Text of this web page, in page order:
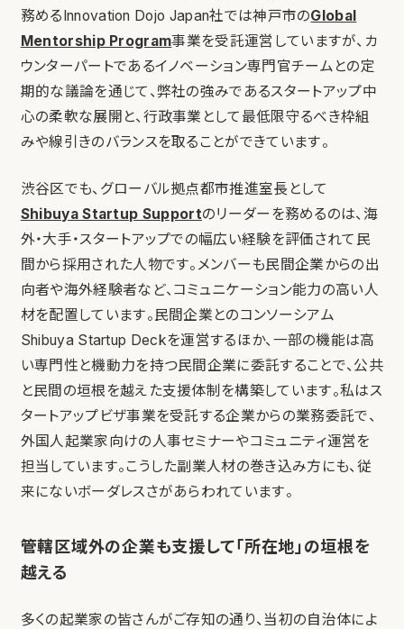
務めるInnovation Dojo Japan社では神戸市のGlobal
Mentorship Program事業を受託運営していますが、カ
ウンターパートであるイノベーション専門官チームとの定
期的な議論を通じて、弊社の強みであるスタートアップ中
心の柔軟な展開と、行政事業として最低限守るべき枠組
みや線引きのバランスを取ることができています。
渋谷区でも、グローバル拠点都市推進室長として
Shibuya Startup Supportのリーダーを務めるのは、海
外・大手・スタートアップでの幅広い経験を評価されて民
間から採用された人物です。メンバーも民間企業からの出
向者や海外経験者など、コミュニケーション能力の高い人
材を配置しています。民間企業とのコンソーシアム
Shibuya Startup Deckを運営するほか、一部の機能は高
い専門性と機動力を持つ民間企業に委託することで、公共
と民間の垣根を越えた支援体制を構築しています。私はス
タートアップビザ事業を受託する企業からの業務委託で、
外国人起業家向けの人事セミナーやコミュニティ運営を
担当しています。こうした副業人材の巻き込み方にも、従
来にないボーダレスさがあらわれています。
管轄区域外の企業も支援して「所在地」の垣根を
越える
多くの起業家の皆さんがご存知の通り、当初の自治体によ